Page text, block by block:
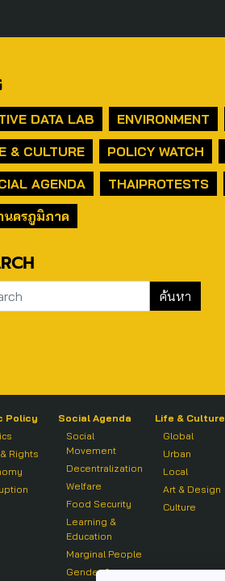
DATA LAB ENVIRONMENT
& CULTURE
POLICY WATCH
AGENDA
THAIPROTESTS
นครภูมิภาค
Policy
Rights
Social Agenda
Social
Movement
Decentralization
Welfare
Food Security
Learning &
Education
Marginal People
Gender &
Life & Culture
Global
Urban
Local
Art & Design
Culture